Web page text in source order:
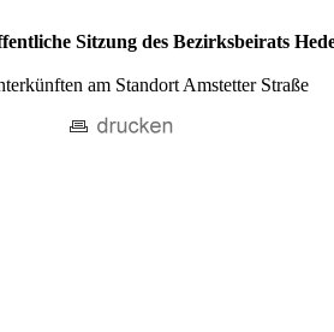
Sitzung des Bezirksbeirats
am Standort Amstetter Straße